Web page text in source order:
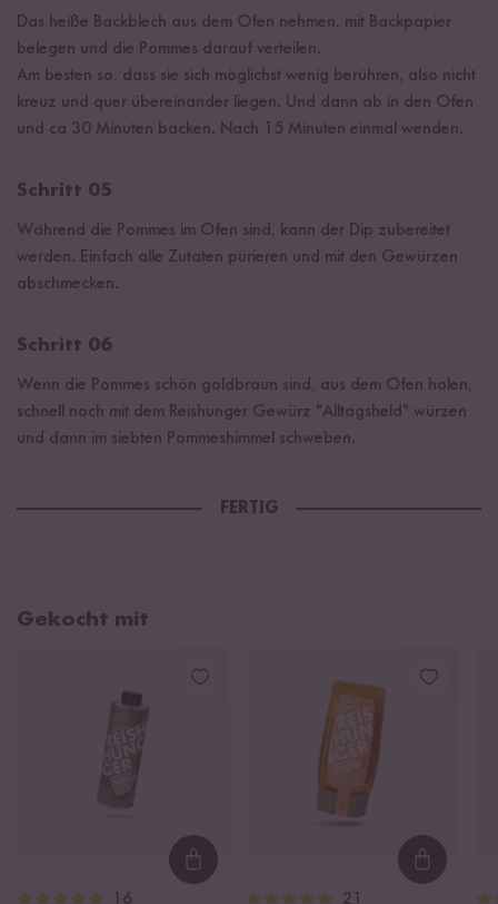
Das heiße Backblech aus dem Ofen nehmen, mit Backpapier
belegen und die Pommes darauf verteilen.
Am besten so, dass sie sich möglichst wenig berühren, also nicht
kreuz und quer übereinander liegen. Und dann ab in den Ofen
und ca 30 Minuten backen. Nach 15 Minuten einmal wenden.
Schritt 05
Während die Pommes im Ofen sind, kann der Dip zubereitet
werden. Einfach alle Zutaten pürieren und mit den Gewürzen
abschmecken.
Schritt 06
Wenn die Pommes schön goldbraun sind, aus dem Ofen holen,
schnell noch mit dem Reishunger Gewürz "Alltagsheld" würzen
und dann im siebten Pommeshimmel schweben.
FERTIG
Gekocht mit
Loading...
16 21